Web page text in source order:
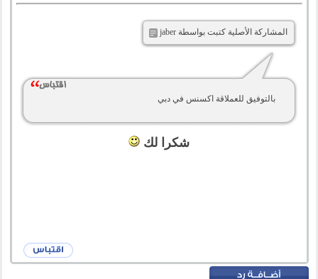
المشاركة الأصلية كتبت بواسطة jaber
بالتوفيق للعملاقة اكسنس في دبي
شكرا لك